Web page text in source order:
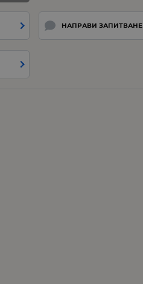
НАПРАВИ ЗАПИТВАНЕ